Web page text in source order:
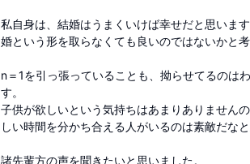
私自身は、結婚はうまくいけば幸せだと思いま
婚という形を取らなくても良いのではないかと考
n＝1を引っ張っていることも、拗らせてるのは
す。
子供が欲しいという気持ちはあまりありません
しい時間を分かち合える人がいるのは素敵だなと
諸先輩方の声を聞きたいと思いました。